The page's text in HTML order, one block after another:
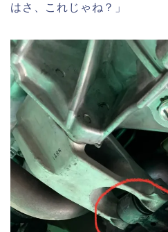
はさ、これじゃね？」